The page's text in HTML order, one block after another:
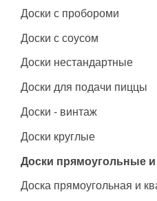
Доски с пробороми
Доски с соусом
Доски нестандартные
Доски для подачи пиццы
Доски - винтаж
Доски круглые
Доски прямоугольные
Доска прямоугольная и